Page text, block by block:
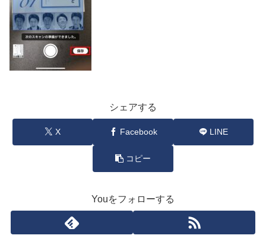
シェアする
X Facebook LINE
コピー
Youをフォローする